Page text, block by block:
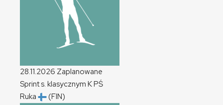
28.11.2026 Zaplanowane
Sprint s. klasycznym KPŚ
Ruka
(FIN)